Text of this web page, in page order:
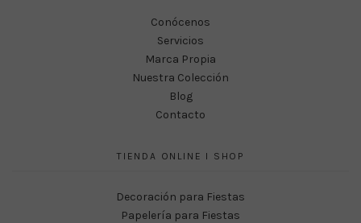
Conócenos
Servicios
Marca Propia
Nuestra Colección
Blog
Contacto
TIENDA ONLINE I SHOP
Decoración para Fiestas
Papelería para Fiestas